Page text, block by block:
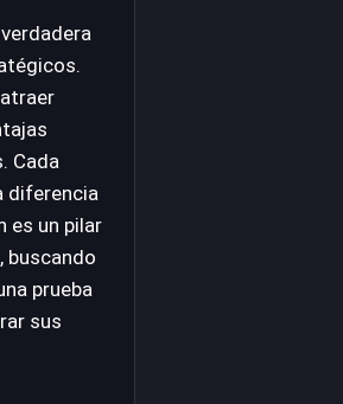
Cada
diferencia
es un pilar
buscando
prueba
sus